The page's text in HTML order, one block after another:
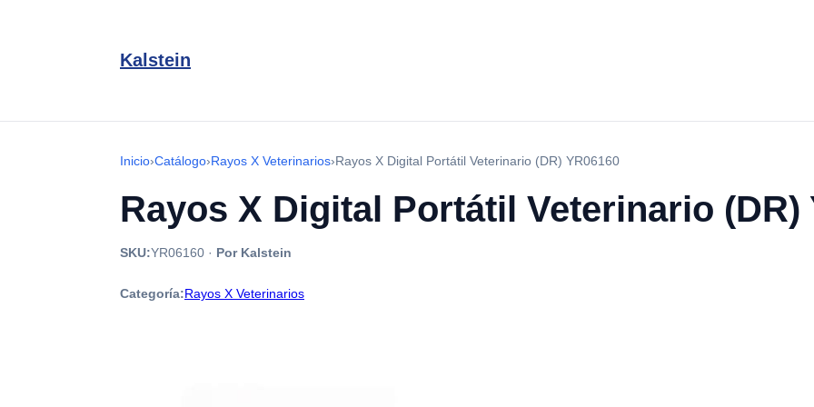
Kalstein
Inicio›Catálogo›Rayos X Veterinarios›Rayos X Digital Portátil Veterinario (DR) YR06160
Rayos X Digital Portátil Veterinario (DR)
SKU:YR06160 · Por Kalstein
Categoría:Rayos X Veterinarios